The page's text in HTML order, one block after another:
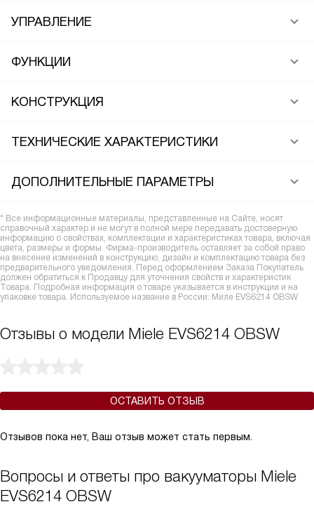
УПРАВЛЕНИЕ
ФУНКЦИИ
КОНСТРУКЦИЯ
ТЕХНИЧЕСКИЕ ХАРАКТЕРИСТИКИ
ДОПОЛНИТЕЛЬНЫЕ ПАРАМЕТРЫ
* Все информационные материалы, представленные на Сайте, носят
справочный характер и не могут в полной мере передавать достоверную
информацию о свойствах, комплектации и характеристиках товара, включая
цвета, размеры и формы. Фирма-производитель оставляет за собой право
на внесение изменений в конструкцию, дизайн и комплектацию товара без
предварительного уведомления. Перед оформлением Заказа Покупатель
должен обратиться к Продавцу для уточнения свойств и характеристик
Товара. Подробная информация о товаре указывается в инструкции и на
упаковке товара. Используемое название в России: Миле EVS6214 OBSW
Отзывы о модели Miele EVS6214 OBSW
ОСТАВИТЬ ОТЗЫВ
Отзывов пока нет, Ваш отзыв может стать первым.
Вопросы и ответы про вакууматоры Miele
EVS6214 OBSW